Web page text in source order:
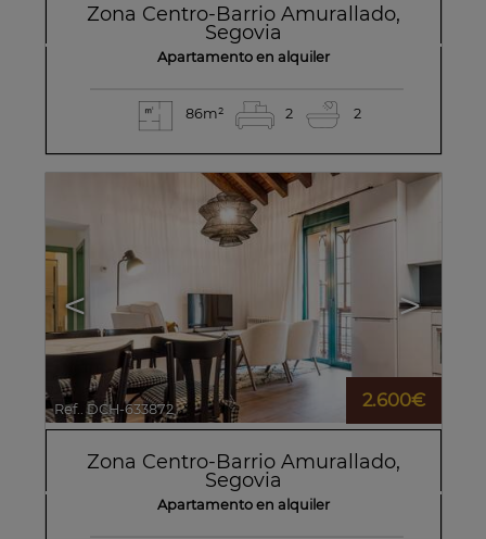
Zona Centro-Barrio Amurallado,
Segovia
Apartamento en alquiler
86m² 2 2
< >
Ref.. DCH-633872 🔗
Zona Centro-Barrio Amurallado,
Segovia
Apartamento en alquiler
2.600€